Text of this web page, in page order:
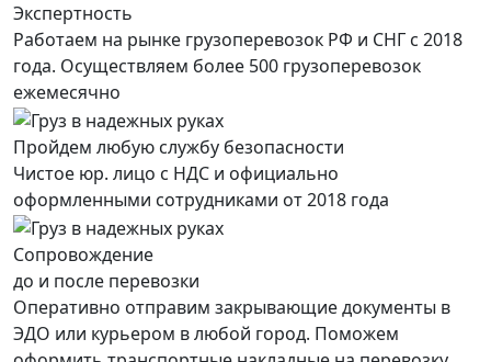
Экспертность
Работаем на рынке грузоперевозок РФ и СНГ с 2018
года. Осуществляем более 500 грузоперевозок
ежемесячно
Пройдем любую службу безопасности
Чистое юр. лицо с НДС и официально
оформленными сотрудниками от 2018 года
Сопровождение
до и после перевозки
Оперативно отправим закрывающие документы в
ЭДО или курьером в любой город. Поможем